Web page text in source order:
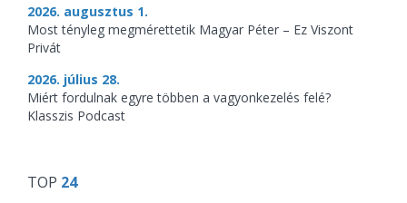
2026. augusztus 1.
Most tényleg megmérettetik Magyar Péter – Ez Viszont
Privát
2026. július 28.
Miért fordulnak egyre többen a vagyonkezelés felé?
Klasszis Podcast
TOP 24